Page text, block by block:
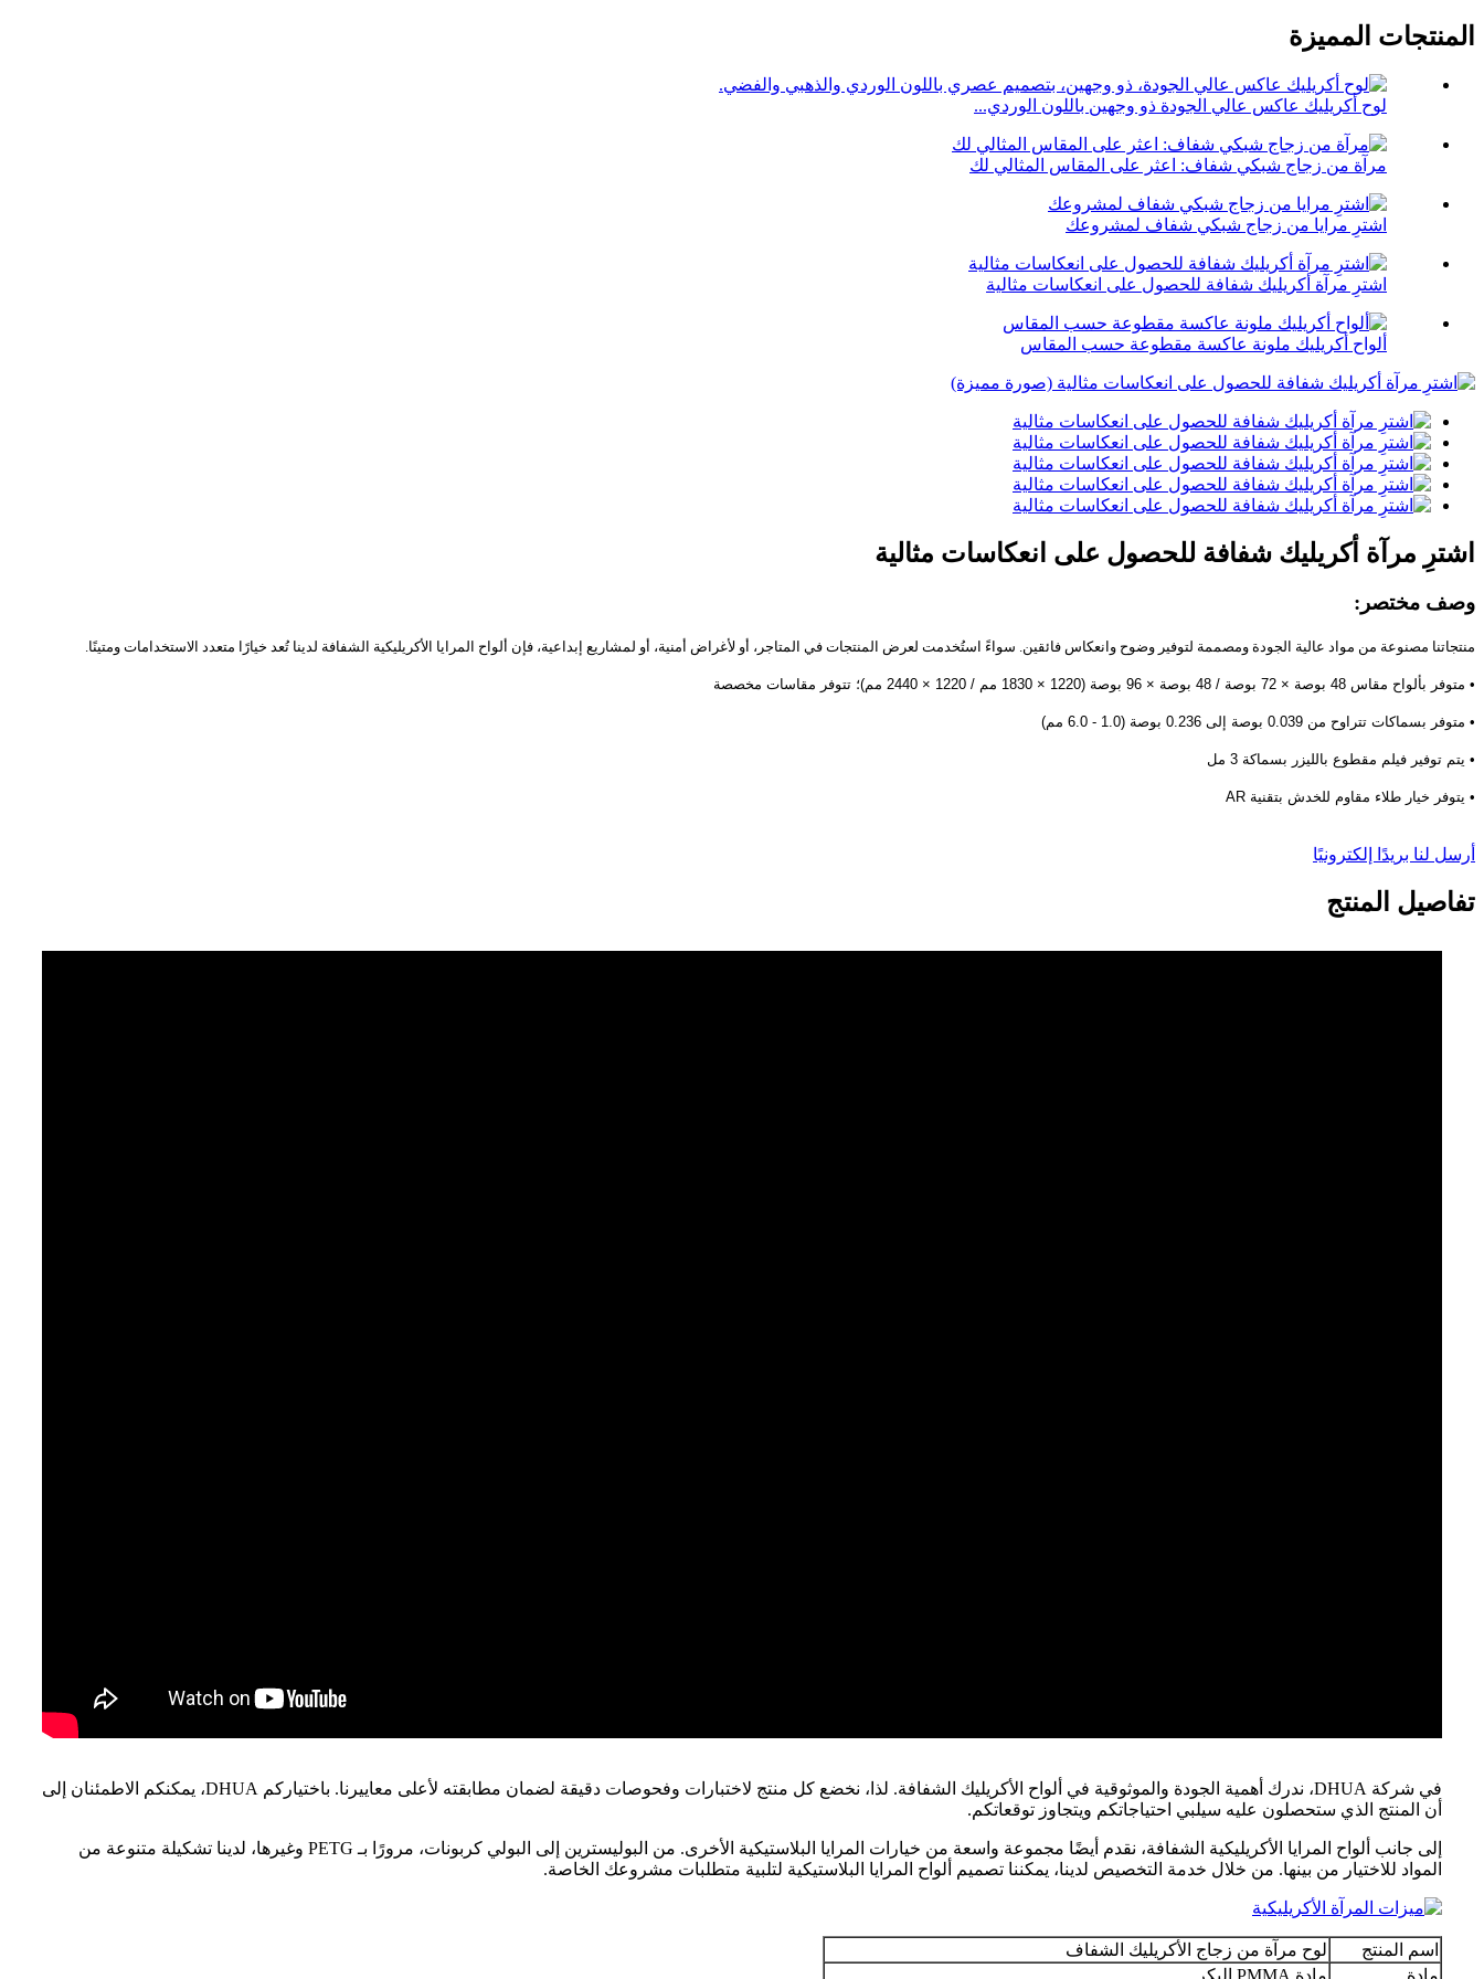
المنتجات المميزة
لوح أكريليك عاكس عالي الجودة ذو وجهين باللون الوردي...
مرآة من زجاج شبكي شفاف: اعثر على المقاس المثالي لك
اشترِ مرايا من زجاج شبكي شفاف لمشروعك
اشترِ مرآة أكريليك شفافة للحصول على انعكاسات مثالية
ألواح أكريليك ملونة عاكسة مقطوعة حسب المقاس
اشترِ مرآة أكريليك شفافة للحصول على انعكاسات مثالية
وصف مختصر:
منتجاتنا مصنوعة من مواد عالية الجودة ومصممة لتوفير وضوح وانعكاس فائقين. سواءً استُخدمت لعرض المنتجات في المتاجر، أو لأغراض أمنية، أو لمشاريع إبداعية، فإن ألواح المرايا الأكريليكية الشفافة لدينا تُعد خيارًا متعدد الاستخدامات ومتينًا.
• متوفر بألواح مقاس 48 بوصة × 72 بوصة / 48 بوصة × 96 بوصة (1220 × 1830 مم / 1220 × 2440 مم)؛ تتوفر مقاسات مخصصة
• متوفر بسماكات تتراوح من 0.039 بوصة إلى 0.236 بوصة (1.0 - 6.0 مم)
• يتم توفير فيلم مقطوع بالليزر بسماكة 3 مل
• يتوفر خيار طلاء مقاوم للخدش بتقنية AR
أرسل لنا بريدًا إلكترونيًا
تفاصيل المنتج
في شركة DHUA، ندرك أهمية الجودة والموثوقية في ألواح الأكريليك الشفافة. لذا، نخضع كل منتج لاختبارات وفحوصات دقيقة لضمان مطابقته لأعلى معاييرنا. باختياركم DHUA، يمكنكم الاطمئنان إلى
أن المنتج الذي ستحصلون عليه سيلبي احتياجاتكم ويتجاوز توقعاتكم.
إلى جانب ألواح المرايا الأكريليكية الشفافة، نقدم أيضًا مجموعة واسعة من خيارات المرايا البلاستيكية الأخرى. من البوليسترين إلى البولي كربونات، مرورًا بـ PETG وغيرها، لدينا تشكيلة متنوعة من
المواد للاختيار من بينها. من خلال خدمة التخصيص لدينا، يمكننا تصميم ألواح المرايا البلاستيكية لتلبية متطلبات مشروعك الخاصة.
اسم المنتج
لوح مرآة من زجاج الأكريليك الشفاف
مادة
مادة PMMA البكر